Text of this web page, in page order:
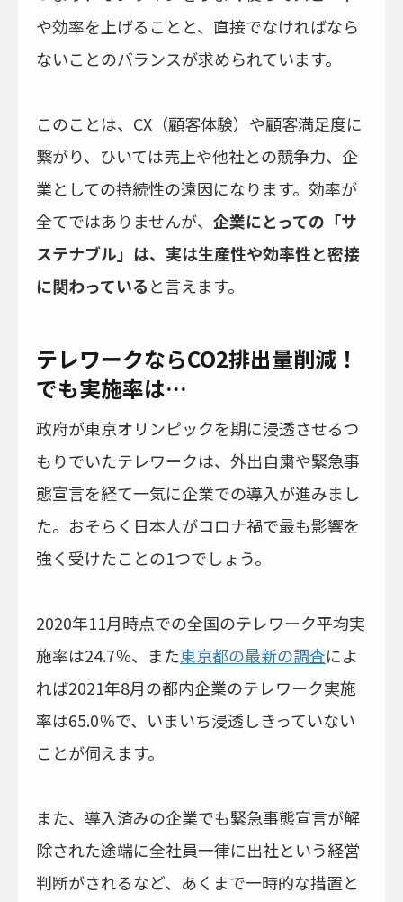
や効率を上げることと、直接でなければなら
ないことのバランスが求められています。
このことは、CX（顧客体験）や顧客満足度に
繋がり、ひいては売上や他社との競争力、企
業としての持続性の遠因になります。効率が
全てではありませんが、 企業にとっての「サ
ステナブル」は、実は生産性や効率性と密接
に関わっていると言えます。
テレワークならCO2排出量削減！
でも実施率は…
政府が東京オリンピックを期に浸透させるつ
もりでいたテレワークは、外出自粛や緊急事
態宣言を経て一気に企業での導入が進みまし
た。おそらく日本人がコロナ禍で最も影響を
強く受けたことの1つでしょう。
2020年11月時点での全国のテレワーク平均実
施率は24.7％、また東京都の最新の調査によ
れば2021年8月の都内企業のテレワーク実施
率は65.0％で、いまいち浸透しきっていない
ことが伺えます。
また、導入済みの企業でも緊急事態宣言が解
除された途端に全社員一律に出社という経営
判断がされるなど、あくまで一時的な措置と